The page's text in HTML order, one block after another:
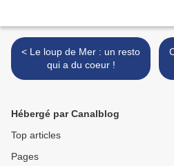
< Le loup de Mer : un resto
qui a du coeur !
Hébergé par Canalblog
Top articles
Pages